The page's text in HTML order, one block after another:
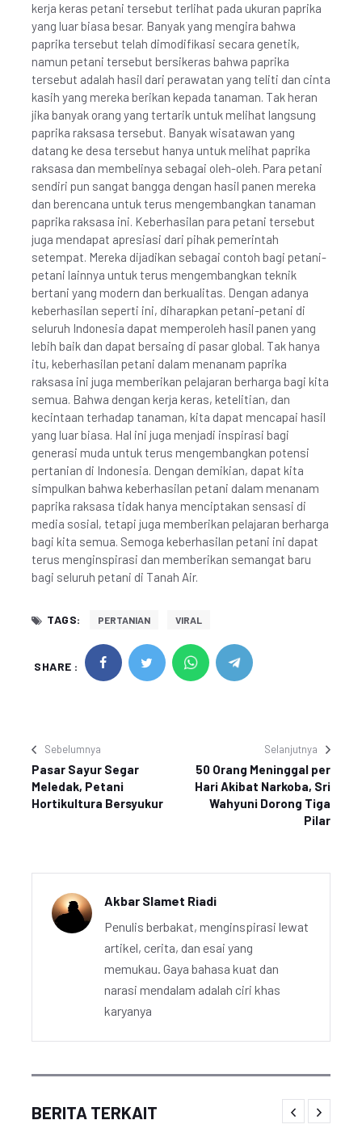
kerja keras petani tersebut terlihat pada ukuran paprika
yang luar biasa besar. Banyak yang mengira bahwa
paprika tersebut telah dimodifikasi secara genetik,
namun petani tersebut bersikeras bahwa paprika
tersebut adalah hasil dari perawatan yang teliti dan cinta
kasih yang mereka berikan kepada tanaman. Tak heran
jika banyak orang yang tertarik untuk melihat langsung
paprika raksasa tersebut. Banyak wisatawan yang
datang ke desa tersebut hanya untuk melihat paprika
raksasa dan membelinya sebagai oleh-oleh. Para petani
sendiri pun sangat bangga dengan hasil panen mereka
dan berencana untuk terus mengembangkan tanaman
paprika raksasa ini. Keberhasilan para petani tersebut
juga mendapat apresiasi dari pihak pemerintah
setempat. Mereka dijadikan sebagai contoh bagi petani-
petani lainnya untuk terus mengembangkan teknik
bertani yang modern dan berkualitas. Dengan adanya
keberhasilan seperti ini, diharapkan petani-petani di
seluruh Indonesia dapat memperoleh hasil panen yang
lebih baik dan dapat bersaing di pasar global. Tak hanya
itu, keberhasilan petani dalam menanam paprika
raksasa ini juga memberikan pelajaran berharga bagi kita
semua. Bahwa dengan kerja keras, ketelitian, dan
kecintaan terhadap tanaman, kita dapat mencapai hasil
yang luar biasa. Hal ini juga menjadi inspirasi bagi
generasi muda untuk terus mengembangkan potensi
pertanian di Indonesia. Dengan demikian, dapat kita
simpulkan bahwa keberhasilan petani dalam menanam
paprika raksasa tidak hanya menciptakan sensasi di
media sosial, tetapi juga memberikan pelajaran berharga
bagi kita semua. Semoga keberhasilan petani ini dapat
terus menginspirasi dan memberikan semangat baru
bagi seluruh petani di Tanah Air.
TAGS: PERTANIAN VIRAL
SHARE :
Sebelumnya
Pasar Sayur Segar
Meledak, Petani
Hortikultura Bersyukur
Selanjutnya
50 Orang Meninggal per
Hari Akibat Narkoba, Sri
Wahyuni Dorong Tiga
Pilar
Akbar Slamet Riadi
Penulis berbakat, menginspirasi lewat
artikel, cerita, dan esai yang
memukau. Gaya bahasa kuat dan
narasi mendalam adalah ciri khas
karyanya
BERITA TERKAIT